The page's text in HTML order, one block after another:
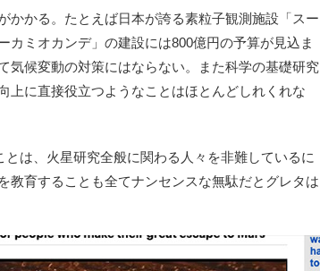
かる。たとえば日本が誇る素粒子観測施設「スー
ミオカンデ」の建設には800億円の予算が見込ま
気候変動の対策にはならない。また科学の基礎研究
上に直接役立つようなことはほとんどしれくれな
は、火星研究全般に関わる人々を非難しているに
教育することも全てナンセンスな無駄だとグレタは